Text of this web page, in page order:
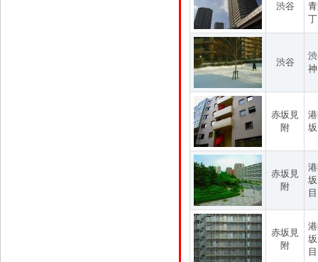
渋谷
渋谷
赤坂見
附
赤坂見
附
目
赤坂見
附
目